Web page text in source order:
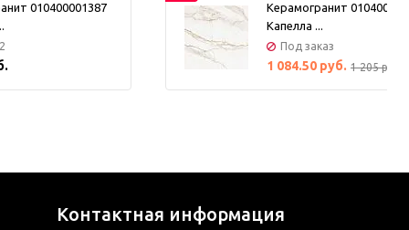
010400001387
Керамогранит
Капелла ...
Под заказ
1 084.50 руб. 1 205 руб.
Контактная информация